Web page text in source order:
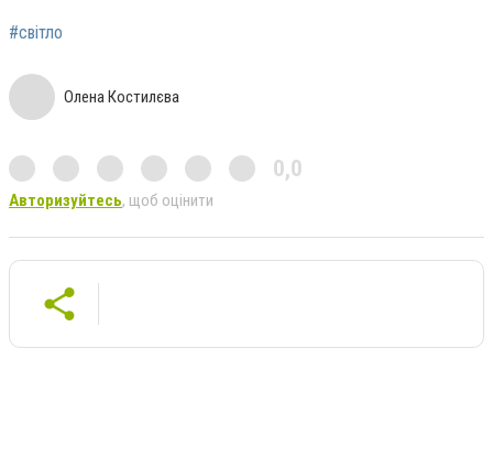
#світло
Олена Костилєва
0,0
Авторизуйтесь, щоб оцінити